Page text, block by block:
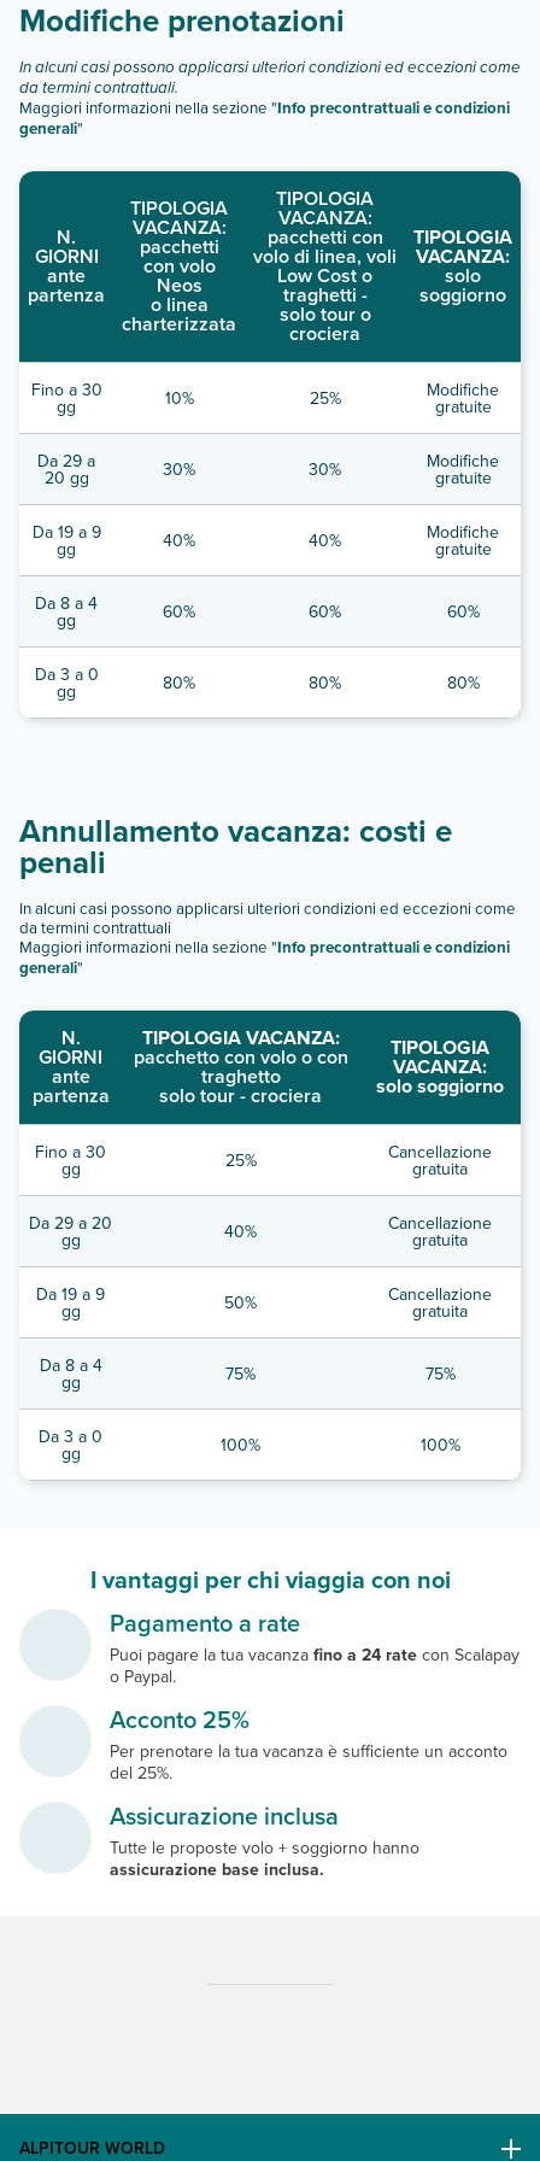
Modifiche prenotazioni
In alcuni casi possono applicarsi ulteriori condizioni ed eccezioni come
da termini contrattuali.
Maggiori informazioni nella sezione "Info precontrattuali e condizioni
generali"
N.
GIORNI
ante
partenza
TIPOLOGIA
VACANZA:
pacchetti
con volo
Neos
o linea
charterizzata
TIPOLOGIA
VACANZA:
pacchetti con
volo di linea, voli
Low Cost o
traghetti -
solo tour o
crociera
TIPOLOGIA
VACANZA:
solo
soggiorno
Fino a 30
gg 10% 25% Modifiche
gratuite
Da 29 a
20 gg 30% 30% Modifiche
gratuite
Da 19 a 9
gg 40% 40% Modifiche
gratuite
Da 8 a 4
gg 60% 60% 60%
Da 3 a 0
gg 80% 80% 80%
Annullamento vacanza: costi e
penali
In alcuni casi possono applicarsi ulteriori condizioni ed eccezioni come
da termini contrattuali
Maggiori informazioni nella sezione "Info precontrattuali e condizioni
generali"
N.
GIORNI
ante
partenza
TIPOLOGIA VACANZA:
pacchetto con volo o con
traghetto
solo tour - crociera
TIPOLOGIA
VACANZA:
solo soggiorno
Fino a 30
gg 25% Cancellazione
gratuita
Da 29 a 20
gg 40% Cancellazione
gratuita
Da 19 a 9
gg 50% Cancellazione
gratuita
Da 8 a 4
gg 75% 75%
Da 3 a 0
gg 100% 100%
I vantaggi per chi viaggia con noi
Pagamento a rate
Puoi pagare la tua vacanza fino a 24 rate con Scalapay
o Paypal.
Acconto 25%
Per prenotare la tua vacanza è sufficiente un acconto
del 25%.
Assicurazione inclusa
Tutte le proposte volo + soggiorno hanno
assicurazione base inclusa.
ALPITOUR WORLD